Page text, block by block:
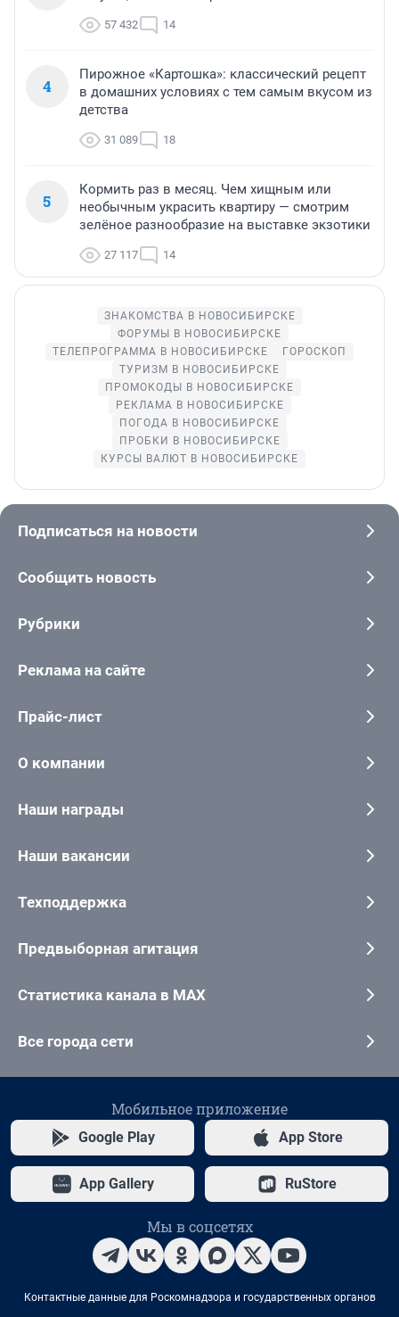
57 432 14
4
Пирожное «Картошка»: классический рецепт
в домашних условиях с тем самым вкусом из
детства
31 089 18
5
Кормить раз в месяц. Чем хищным или
необычным украсить квартиру — смотрим
зелёное разнообразие на выставке экзотики
27 117 14
ЗНАКОМСТВА В НОВОСИБИРСКЕ
ФОРУМЫ В НОВОСИБИРСКЕ
ТЕЛЕПРОГРАММА В НОВОСИБИРСКЕ
ГОРОСКОП
ТУРИЗМ В НОВОСИБИРСКЕ
ПРОМОКОДЫ В НОВОСИБИРСКЕ
РЕКЛАМА В НОВОСИБИРСКЕ
ПОГОДА В НОВОСИБИРСКЕ
ПРОБКИ В НОВОСИБИРСКЕ
КУРСЫ ВАЛЮТ В НОВОСИБИРСКЕ
Подписаться на новости
Сообщить новость
Рубрики
Реклама на сайте
Прайс-лист
О компании
Наши награды
Наши вакансии
Техподдержка
Предвыборная агитация
Статистика канала в MAX
Все города сети
Мобильное приложение
Google Play App Store
App Gallery RuStore
Мы в соцсетях
Контактные данные для Роскомнадзора и государственных органов